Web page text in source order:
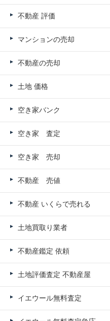
不動産 評価
マンションの売却
不動産の売却
土地 価格
空き家バンク
空き家 査定
空き家 売却
不動産 売値
不動産 いくらで売れる
土地買取り業者
不動産鑑定 依頼
土地評価査定 不動産屋
イエウール無料査定